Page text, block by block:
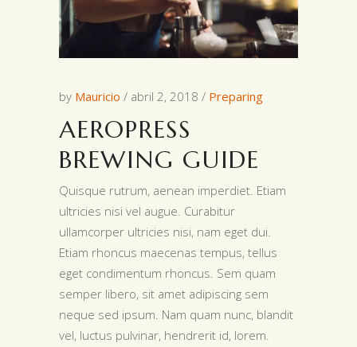
by Mauricio abril 2, 2018 Preparing
AEROPRESS
BREWING GUIDE
Quisque rutrum, aenean imperdiet. Etiam
ultricies nisi vel augue. Curabitur
ullamcorper ultricies nisi, nam eget dui.
Etiam rhoncus maecenas tempus, tellus
eget condimentum rhoncus. Sem quam
semper libero, sit amet adipiscing sem
neque sed ipsum. Nam quam nunc, blandit
vel, luctus pulvinar, hendrerit id, lorem.